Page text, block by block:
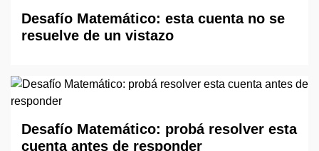
Desafío Matemático: esta cuenta no se
resuelve de un vistazo
Desafío Matemático: probá resolver esta
cuenta antes de responder